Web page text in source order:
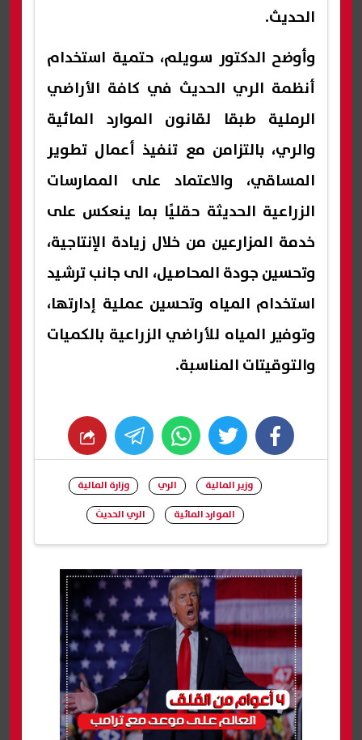
الحديث.
وأوضح الدكتور سويلم، حتمية استخدام
أنظمة الري الحديث في كافة الأراضي
الرملية طبقا لقانون الموارد المائية
والري، بالتزامن مع تنفيذ أعمال تطوير
المساقي، والاعتماد على الممارسات
الزراعية الحديثة حقليًا بما ينعكس على
خدمة المزارعين من خلال زيادة الإنتاجية،
وتحسين جودة المحاصيل، الى جانب ترشيد
استخدام المياه وتحسين عملية إدارتها،
وتوفير المياه للأراضي الزراعية بالكميات
والتوقيتات المناسبة.
facebook
twitter
whats
وزير المالية الري
وزارة المالية
الموارد المائية
الري الحديث